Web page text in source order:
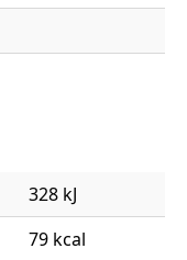
328 kJ
79 kcal